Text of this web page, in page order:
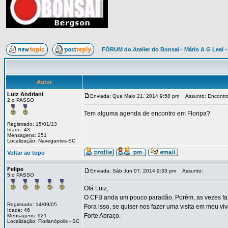
FÓRUM do Atelier do Bonsai - Mário A G Leal
Autor
Luiz Andriani
2.o PASSO
Registrado: 15/01/13
Idade: 43
Mensagens: 251
Localização: Navegantes-SC
Enviada: Qua Maio 21, 2014 9:58 pm Assunto:
Tem alguma agenda de encontro em Floripa?
Voltar ao topo
Felipe
5.o PASSO
Registrado: 14/09/05
Idade: 46
Mensagens: 921
Localização: Florianópolis - SC
Enviada: Sáb Jun 07, 2014 9:33 pm Assunto:
Olá Luiz,
O CFB anda um pouco paradão. Porém, as vezes
Fora isso, se quiser nos fazer uma visita em meu
Forte Abraço.